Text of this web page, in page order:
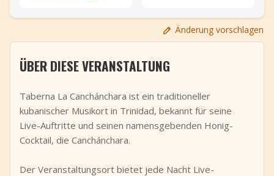
Änderung vorschlagen
ÜBER DIESE VERANSTALTUNG
Taberna La Canchánchara ist ein traditioneller
kubanischer Musikort in Trinidad, bekannt für seine
Live-Auftritte und seinen namensgebenden Honig-
Cocktail, die Canchánchara.
Der Veranstaltungsort bietet jede Nacht Live-